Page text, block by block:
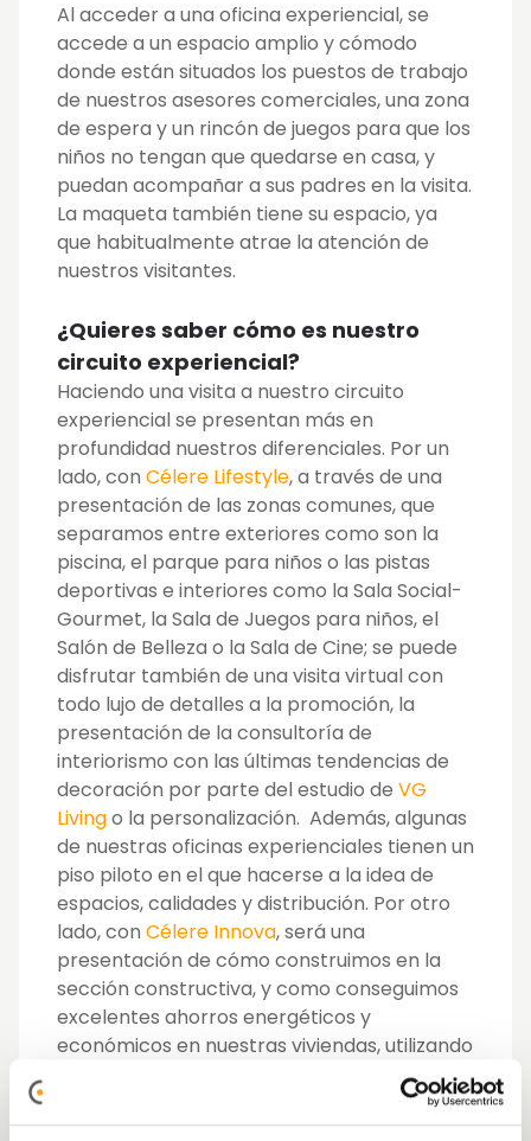
Al acceder a una oficina experiencial, se
accede a un espacio amplio y cómodo
donde están situados los puestos de trabajo
de nuestros asesores comerciales, una zona
de espera y un rincón de juegos para que los
niños no tengan que quedarse en casa, y
puedan acompañar a sus padres en la visita.
La maqueta también tiene su espacio, ya
que habitualmente atrae la atención de
nuestros visitantes.
¿Quieres saber cómo es nuestro
circuito experiencial?
Haciendo una visita a nuestro circuito
experiencial se presentan más en
profundidad nuestros diferenciales. Por un
lado, con Célere Lifestyle, a través de una
presentación de las zonas comunes, que
separamos entre exteriores como son la
piscina, el parque para niños o las pistas
deportivas e interiores como la Sala Social-
Gourmet, la Sala de Juegos para niños, el
Salón de Belleza o la Sala de Cine; se puede
disfrutar también de una visita virtual con
todo lujo de detalles a la promoción, la
presentación de la consultoría de
interiorismo con las últimas tendencias de
decoración por parte del estudio de VG
Livingo la personalización. Además, algunas
de nuestras oficinas experienciales tienen un
piso piloto en el que hacerse a la idea de
espacios, calidades y distribución. Por otro
lado, con Célere Innova, será una
presentación de cómo construimos en la
sección constructiva, y como conseguimos
excelentes ahorros energéticos y
económicos en nuestras viviendas, utilizando
energías renovables como la geotermia y